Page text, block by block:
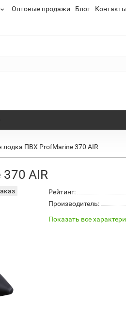
Оптовые продажи Блог Контакты
лодка ПВХ ProfMarine 370 AIR
AIR
Рейтинг:
Производитель:
Показать все